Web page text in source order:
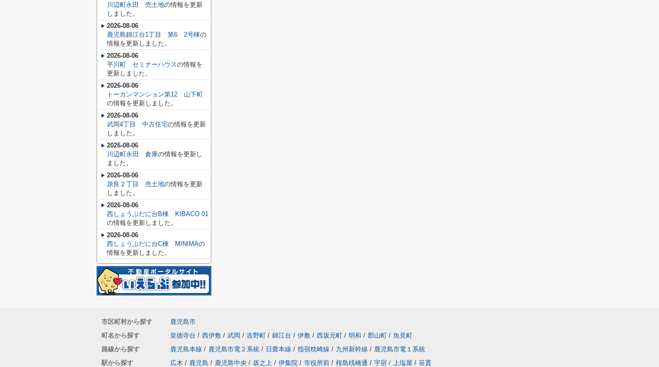
川辺町永田 売土地の情報を更新
しました。
2026-08-06
鹿児島錦江台1丁目 第6 2号棟の
情報を更新しました。
2026-08-06
平川町 セミナーハウスの情報を
更新しました。
2026-08-06
トーカンマンション第12 山下町
の情報を更新しました。
2026-08-06
武岡4丁目 中古住宅の情報を更新
しました。
2026-08-06
川辺町永田 倉庫の情報を更新し
ました。
2026-08-06
原良２丁目 売土地の情報を更新
しました。
2026-08-06
西しょうぶだに台B棟 KIBACO 01
の情報を更新しました。
2026-08-06
西しょうぶだに台C棟 MINIMAの
情報を更新しました。
市区町村から探す
鹿児島市
町名から探す
皇徳寺台 / 西伊敷 / 武岡 / 吉野町 / 錦江台 / 伊敷 / 西坂元町 / 明和 / 郡山町 / 魚見町
路線から探す
鹿児島本線 / 鹿児島市電２系統 / 日豊本線 / 指宿枕崎線 / 九州新幹線 / 鹿児島市電１系統
駅から探す
広木 / 鹿児島 / 鹿児島中央 / 坂之上 / 伊集院 / 市役所前 / 桜島桟橋通 / 宇宿 / 上塩屋 / 笹貫